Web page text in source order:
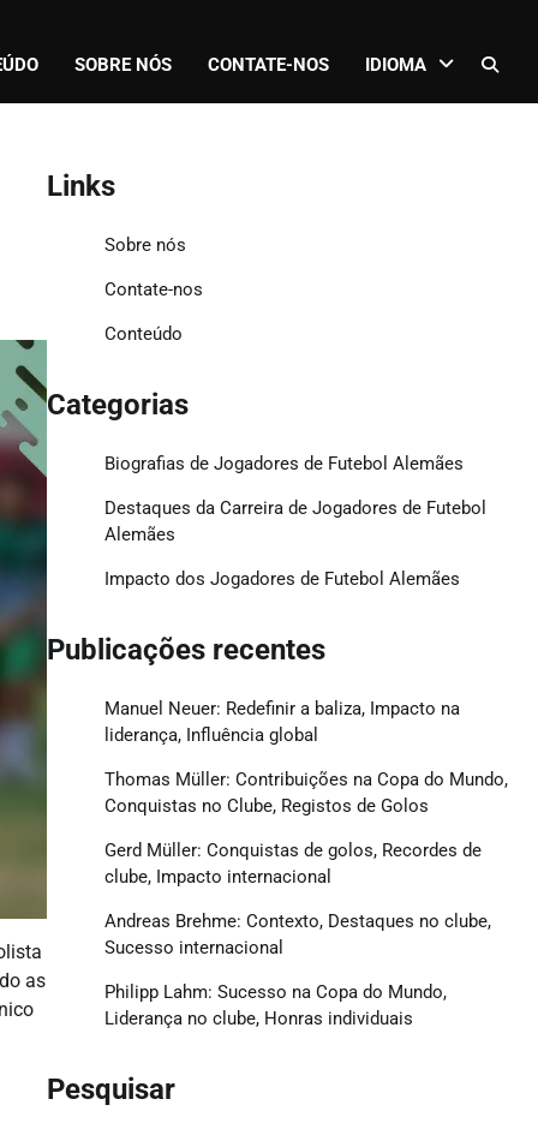
SOBRE NÓS CONTATE-NOS IDIOMA
as
Links
Sobre nós
Contate-nos
Conteúdo
Categorias
Biografias de Jogadores de Futebol Alemães
Destaques da Carreira de Jogadores de Futebol
Alemães
Impacto dos Jogadores de Futebol Alemães
Publicações recentes
Manuel Neuer: Redefinir a baliza, Impacto na
liderança, Influência global
Thomas Müller: Contribuições na Copa do Mundo,
Conquistas no Clube, Registos de Golos
Gerd Müller: Conquistas de golos, Recordes de
clube, Impacto internacional
Andreas Brehme: Contexto, Destaques no clube,
Sucesso internacional
Philipp Lahm: Sucesso na Copa do Mundo,
Liderança no clube, Honras individuais
Pesquisar